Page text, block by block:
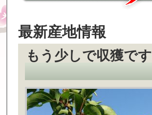
最新産地情報
もう少しで収獲です